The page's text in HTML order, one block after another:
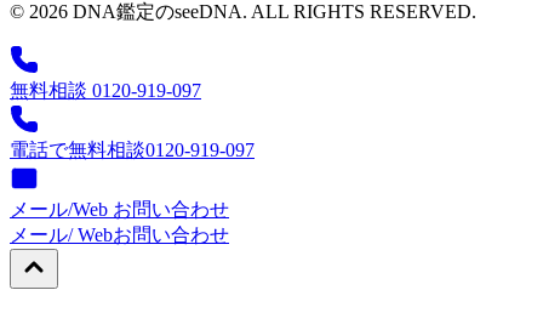
© 2026 DNA鑑定のseeDNA. ALL RIGHTS RESERVED.
無料相談 0120-919-097
電話で無料相談0120-919-097
メール/Web お問い合わせ
メール/ Webお問い合わせ